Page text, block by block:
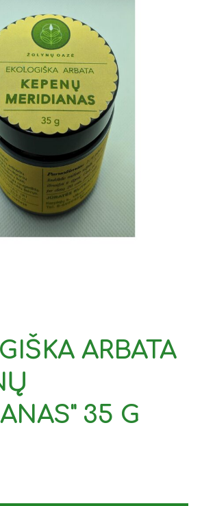
ARBATA
35 G